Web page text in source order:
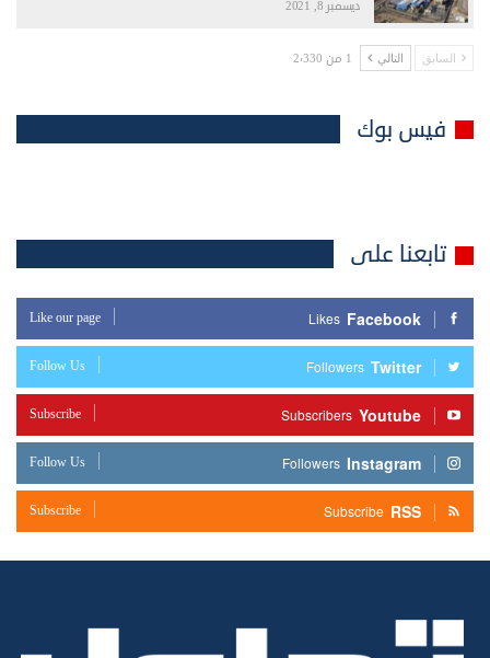
ديسمبر 8, 2021
السابق التالي 1 من 2٬330
فيس بوك
تابعنا على
Facebook
Likes
Like our page
Twitter
Followers
Follow Us
Youtube
Subscribers
Subscribe
Instagram
Followers
Follow Us
RSS
Subscribe
Subscribe